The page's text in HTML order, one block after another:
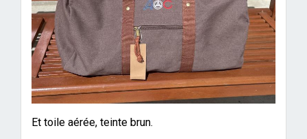
Et toile aérée, teinte brun.